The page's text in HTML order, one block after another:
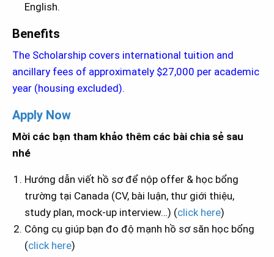
English.
Benefits
The Scholarship covers international tuition and
ancillary fees of approximately $27,000 per academic
year (housing excluded).
Apply Now
Mời các bạn tham khảo thêm các bài chia sẻ sau
nhé
Hướng dẫn viết hồ sơ để nộp offer & học bổng
trường tại Canada (CV, bài luận, thư giới thiệu,
study plan, mock-up interview…) (click here)
Công cụ giúp bạn đo độ mạnh hồ sơ săn học bổng
(click here)